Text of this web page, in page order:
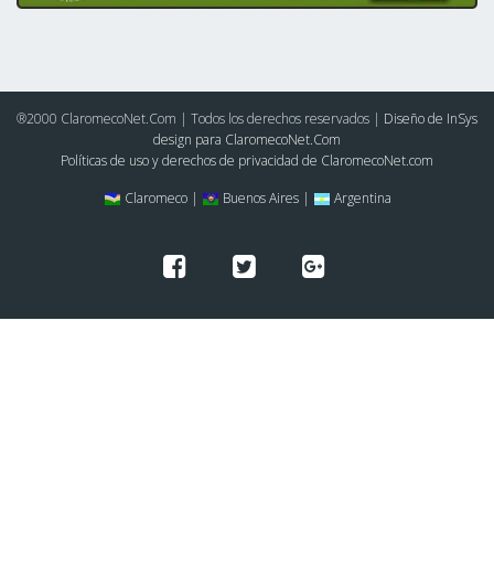
®2000 ClaromecoNet.Com | Todos los derechos reservados | Diseño de InSys
design para ClaromecoNet.Com
Políticas de uso y derechos de privacidad de ClaromecoNet.com
Claromeco |
Buenos Aires | Argentina